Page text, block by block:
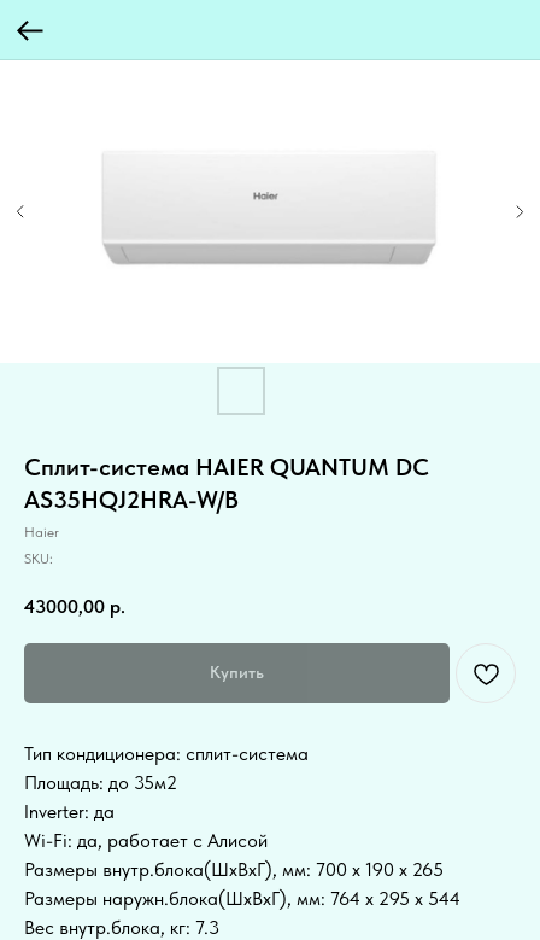
Сплит-система HAIER QUANTUM DC
AS35HQJ2HRA-W/B
Haier
SKU:
43000,00 р.
Купить
Тип кондиционера: сплит-система
Площадь: до 35м2
Inverter: да
Wi-Fi: да, работает с Алисой
Размеры внутр.блока(ШхВхГ), мм: 700 x 190 x 265
Размеры наружн.блока(ШхВхГ), мм: 764 x 295 x 544
Вес внутр.блока, кг: 7.3